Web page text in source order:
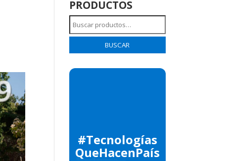
PRODUCTOS
Buscar
por:
BUSCAR
#Tecnologías
QueHacenPaís